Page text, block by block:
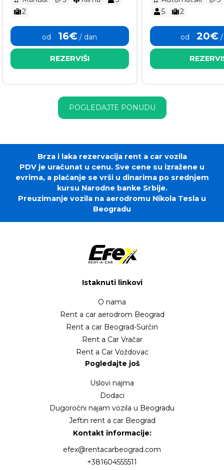
2
od 16€ / dan
REZERVIŠI
5
2
od 20€/
POGLEDAJTE PONUDU
Brza i laka rezervacija rent a car vozila
PDV je uračunat u cenu. Sve cene su izražene u
evrima, a plaćanje se vrši u dinarima po srednjem
kursu Narodne banke Srbije.
Preuzimanje vozila na aerodromu Nikola Tesla u
Beogradu
Istaknuti linkovi
O nama
Rent a car aerodrom Beograd
Rent a car Beograd-Surčin
Rent a Car Vračar
Rent a Car Voždovac
Pogledajte još
Uslovi najma
Dodaci
Dugoročni najam vozila u Beogradu
Jeftin rent a car Beograd
Kontakt informacije:
efex@rentacarbeograd.com
+381604555511